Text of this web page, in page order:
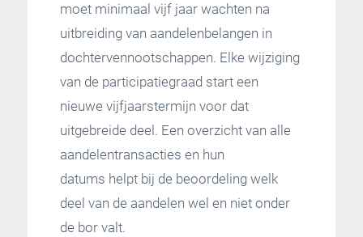
moet minimaal vijf jaar wachten na
uitbreiding van aandelenbelangen in
dochtervennootschappen. Elke wijziging
van de participatiegraad start een
nieuwe vijfjaarstermijn voor dat
uitgebreide deel. Een overzicht van alle
aandelentransacties en hun
datums helpt bij de beoordeling welk
deel van de aandelen wel en niet onder
de bor valt.